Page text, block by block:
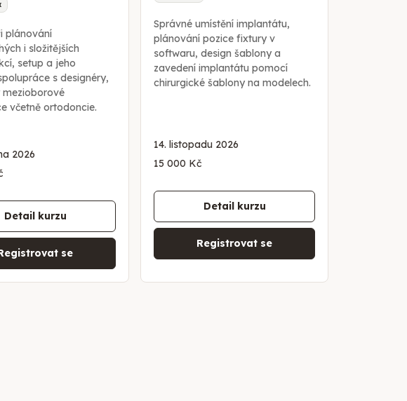
plánování
i složitějších
setup a jeho
s designéry,
včetně ortodoncie.
2026
Detail kurzu
se
Správné umístění implantátu,
plánování pozice fixtury v
softwaru, design šablony a
zavedení implantátu pomocí
chirurgické šablony na modelech.
14. listopadu 2026
15 000 Kč
Detail kurzu
Registrovat se